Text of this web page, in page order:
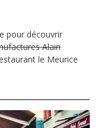
pour découvrir
Alain
le Meurice